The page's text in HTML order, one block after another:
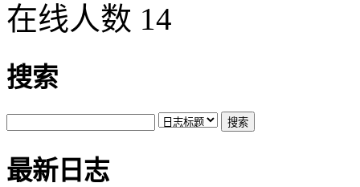
在线人数 14
搜索
最新日志